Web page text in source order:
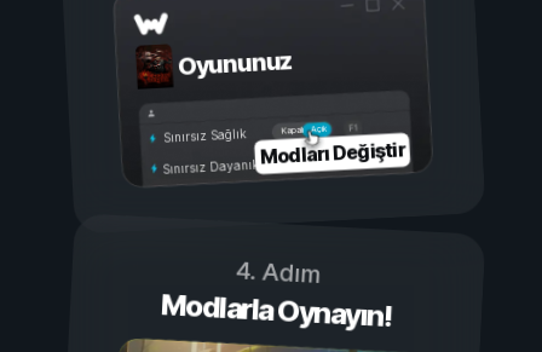
Oyununuz
Açık
Kapalı
Sınırsız Sağlık
Sınırsız DayanıklılıkModları Değiştir
4. Adım
Modlarla Oynayın!